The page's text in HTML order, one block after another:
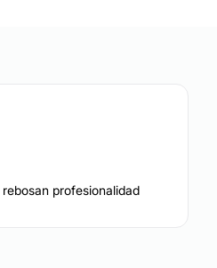
profesionalidad